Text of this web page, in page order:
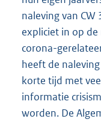
naleving van
expliciet in op
corona-
heeft de
korte tijd met
informatie
worden. De